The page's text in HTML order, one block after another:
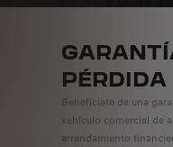
Benefíciate de una
vehículo comercial de
arrendamiento